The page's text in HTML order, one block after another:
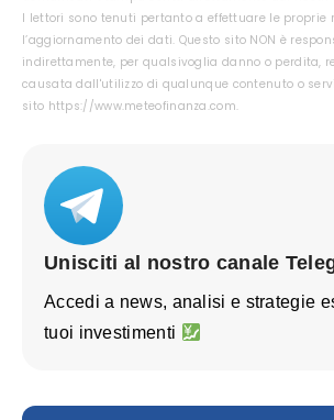
I lettori sono tenuti pertanto a effettuare le proprie
l’aggiornamento dei dati. Questo sito NON è
indirettamente, per qualsivoglia danno o perdita,
causata dall'utilizzo di qualunque contenuto o
sito https://www.meteofinanza.com.
Unisciti al nostro canale
Accedi a news, analisi e strategie
tuoi investimenti